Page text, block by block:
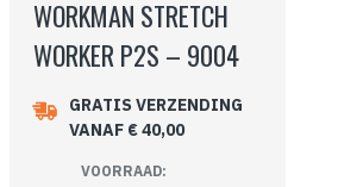
WORKMAN STRETCH
WORKER P2S – 9004
GRATIS VERZENDING
VANAF € 40,00
VOORRAAD: